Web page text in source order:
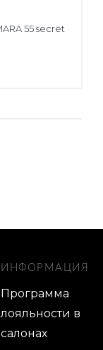
55 secret
ИНФОРМАЦИЯ
Программа
лояльности в
салонах